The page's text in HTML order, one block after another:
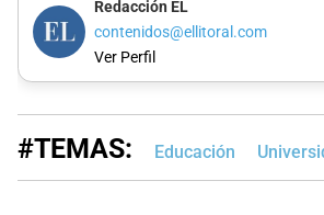
Redacción EL
contenidos@ellitoral.com
Ver Perfil
#TEMAS: Educación